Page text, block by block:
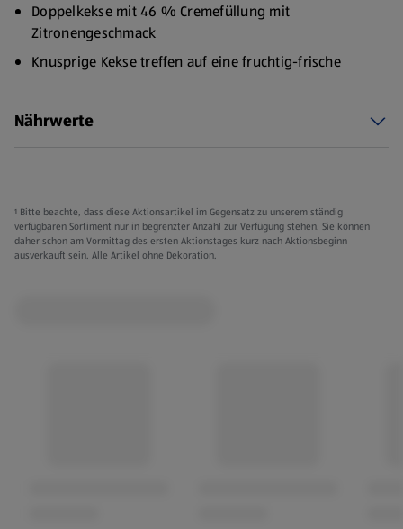
Doppelkekse mit 46 % Cremefüllung mit
Zitronengeschmack
Knusprige Kekse treffen auf eine fruchtig-frische
leckere Abwechslung im Keksregal haben
Nährwerte
¹ Bitte beachte, dass diese Aktionsartikel im Gegensatz zu unserem ständig
verfügbaren Sortiment nur in begrenzter Anzahl zur Verfügung stehen. Sie können
daher schon am Vormittag des ersten Aktionstages kurz nach Aktionsbeginn
ausverkauft sein. Alle Artikel ohne Dekoration.